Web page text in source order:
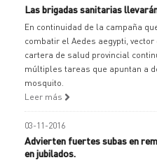
Las brigadas sanitarias
En continuidad de la campaña
combatir el Aedes aegypti,
cartera de salud provincial
múltiples tareas que apuntan a
mosquito.
Leer más
03-11-2016
Advierten fuertes subas en
en jubilados.